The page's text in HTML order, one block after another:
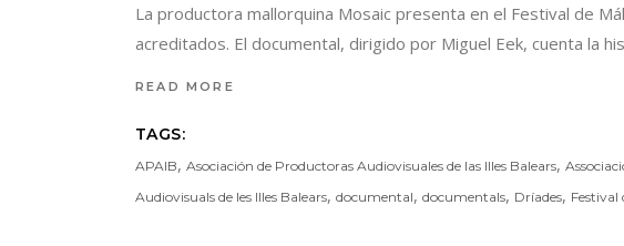
La productora mallorquina Mosaic presenta en el Festival de
acreditados. El documental, dirigido por Miguel Eek, cuenta la
READ MORE
TAGS:
APAIB, Asociación de Productoras Audiovisuales de las Illes Balears,
Audiovisuals de les Illes Balears, documental, documentals, Dríades, Festival